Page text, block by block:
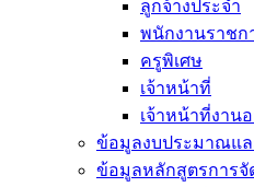
ลูกจ้างประจำ
พนักงานราชก
ครูพิเศษ
เจ้าหน้าที่
เจ้าหน้าที่งาน
ข้อมูลงบประมาณแล
ข้อมูลหลักสูตรการจั